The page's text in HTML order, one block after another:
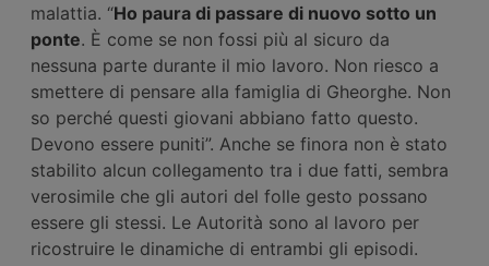
malattia. “Ho paura di passare di nuovo sotto un
ponte. È come se non fossi più al sicuro da
nessuna parte durante il mio lavoro. Non riesco a
smettere di pensare alla famiglia di Gheorghe. Non
so perché questi giovani abbiano fatto questo.
Devono essere puniti”. Anche se finora non è stato
stabilito alcun collegamento tra i due fatti, sembra
verosimile che gli autori del folle gesto possano
essere gli stessi. Le Autorità sono al lavoro per
ricostruire le dinamiche di entrambi gli episodi.